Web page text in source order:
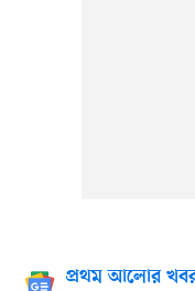
প্রথম আলোর